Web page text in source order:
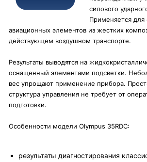
силового
Применяется для
авиационных элементов из жестких
действующем воздушном транспорте.
Результаты выводятся на
оснащенный элементами подсветки.
вес упрощают применение прибора.
структура управления не требует от
подготовки.
Особенности модели Olympus 35RDC:
результаты диагностирования